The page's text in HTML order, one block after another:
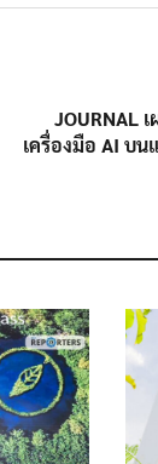
JOURNAL
เครื่องมือ AI บ